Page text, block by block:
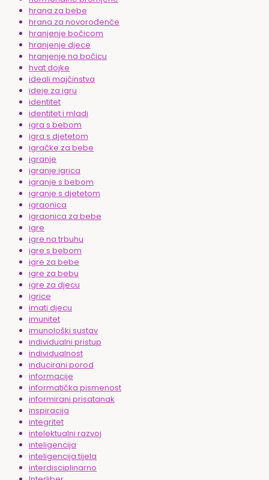
hrana za bebe
hrana za novorođenče
hranjenje bočicom
hranjenje djece
hranjenje na bočicu
hvat dojke
ideali majčinstva
ideje za igru
identitet
identitet i mladi
igra s bebom
igra s djetetom
igračke za bebe
igranje
igranje igrica
igranje s bebom
igranje s djetetom
igraonica
igraonica za bebe
igre
igre na trbuhu
igre s bebom
igre za bebe
igre za bebu
igre za djecu
igrice
imati djecu
imunitet
imunološki sustav
individualni pristup
individualnost
inducirani porod
informacije
informatička pismenost
informirani prisatanak
inspiracija
integritet
intelektualni razvoj
inteligencija
inteligencija tijela
interdisciplinarno